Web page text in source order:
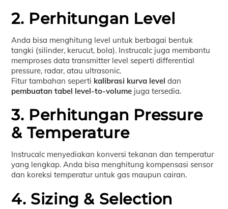
2. Perhitungan Level
Anda bisa menghitung level untuk berbagai bentuk
tangki (silinder, kerucut, bola). Instrucalc juga membantu
memproses data transmitter level seperti differential
pressure, radar, atau ultrasonic.
Fitur tambahan seperti kalibrasi kurva level dan
pembuatan tabel level-to-volume juga tersedia.
3. Perhitungan Pressure
& Temperature
Instrucalc menyediakan konversi tekanan dan temperatur
yang lengkap. Anda bisa menghitung kompensasi sensor
dan koreksi temperatur untuk gas maupun cairan.
4. Sizing & Selection